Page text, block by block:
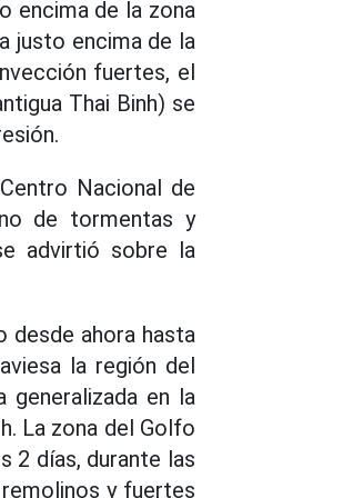
encima de la zona
justo encima de la
fuertes, el
Thai Binh) se
Nacional de
de tormentas y
advirtió sobre la
desde ahora hasta
la región del
generalizada en la
La zona del Golfo
2 días, durante las
y fuertes